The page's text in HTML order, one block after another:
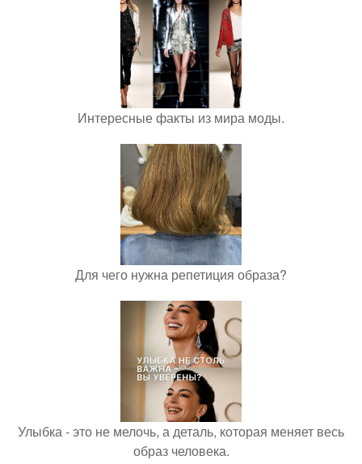
Интересные факты из мира моды.
Для чего нужна репетиция образа?
Улыбка - это не мелочь, а деталь, которая меняет весь
образ человека.